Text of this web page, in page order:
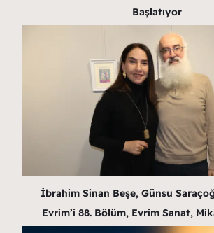
Başlatıyor
İbrahim Sinan Beşe, Günsu
Evrim’i 88. Bölüm, Evrim Sanat,